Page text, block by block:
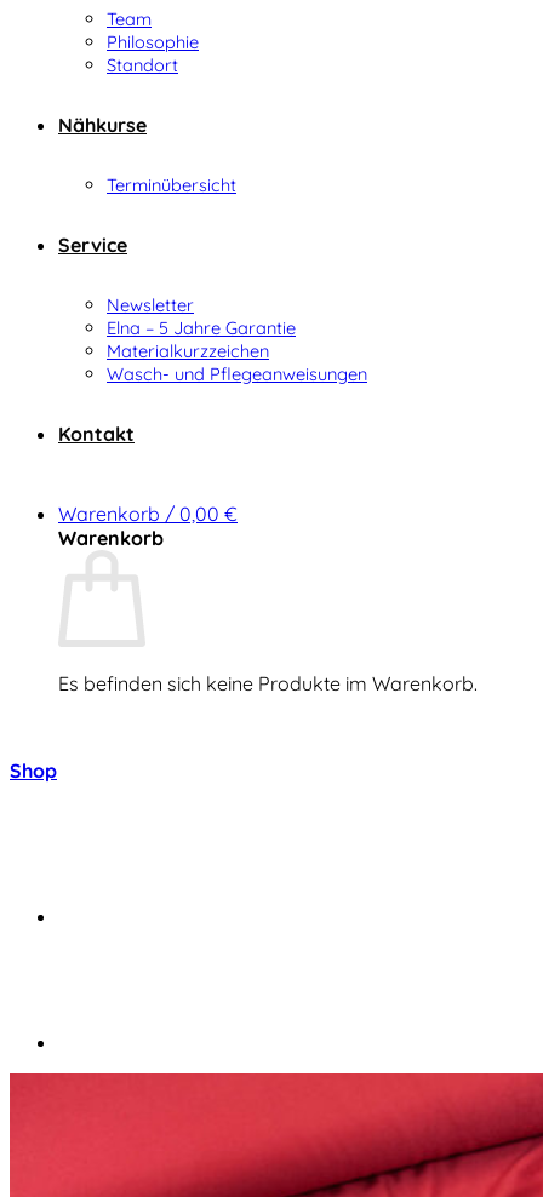
Team
Philosophie
Standort
Nähkurse
Terminübersicht
Service
Newsletter
Elna – 5 Jahre Garantie
Materialkurzzeichen
Wasch- und Pflegeanweisungen
Kontakt
Warenkorb / 0,00 €
Warenkorb
Es befinden sich keine Produkte im Warenkorb.
Shop